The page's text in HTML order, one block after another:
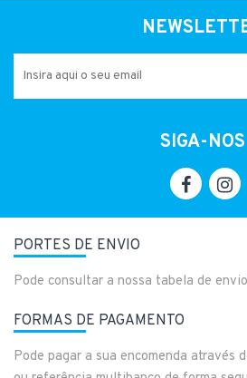
SIGA-NOS
PORTES DE ENVIO
Pode consultar a nossa tabela de envio
FORMAS DE PAGAMENTO
Pode pagar a sua encomenda através